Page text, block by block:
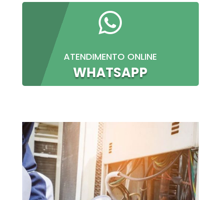

ATENDIMENTO ONLINE
WHATSAPP